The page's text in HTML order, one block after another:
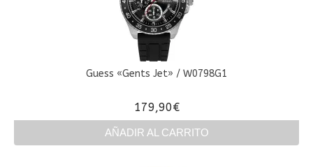
Guess «Gents Jet» / W0798G1
179,90€
AÑADIR AL CARRITO